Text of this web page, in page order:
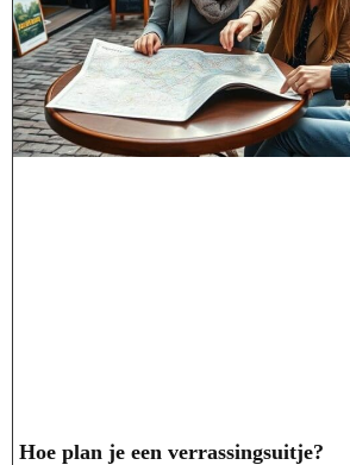
Hoe plan je een verrassingsuitje?